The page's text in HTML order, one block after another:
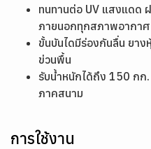
ทนทานต่อ UV แสงแดด ฝ
ภายนอกทุกสภาพอากาศ
ขั้นบันไดมีร่องกันลื่น ยาง
ข่วนพื้น
รับน้ำหนักได้ถึง 150 กก.
ภาคสนาม
การใช้งาน